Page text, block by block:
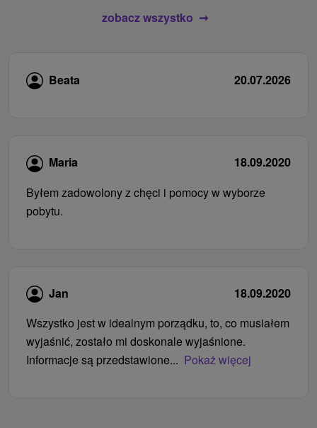
zobacz wszystko
Beata 20.07.2026
Maria
18.09.2020
Byłem zadowolony z chęci i pomocy w wyborze
pobytu.
Jan
18.09.2020
Wszystko jest w idealnym porządku, to, co musiałem
wyjaśnić, zostało mi doskonale wyjaśnione.
Informacje są przedstawione... Pokaż więcej